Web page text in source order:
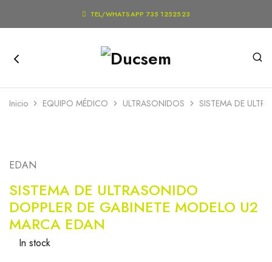
 TEL/WHATSAPP 735 1252523
Inicio EQUIPO MÉDICO ULTRASONIDOS SISTEMA DE
EDAN
SISTEMA DE ULTRASONIDO
DOPPLER DE GABINETE MODELO U2
MARCA EDAN
In stock